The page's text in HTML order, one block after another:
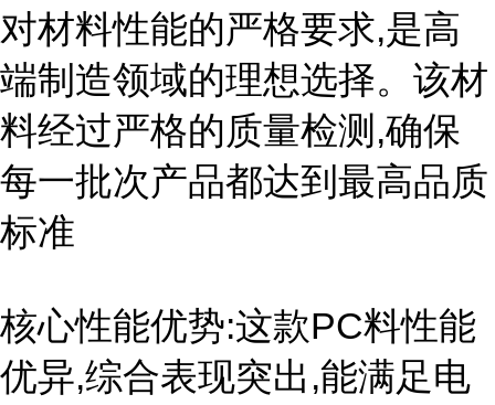
对材料性能的严格要求,是高
端制造领域的理想选择。该材
料经过严格的质量检测,确保
每一批次产品都达到最高品质
标准
核心性能优势:这款PC料性能
优异,综合表现突出,能满足电